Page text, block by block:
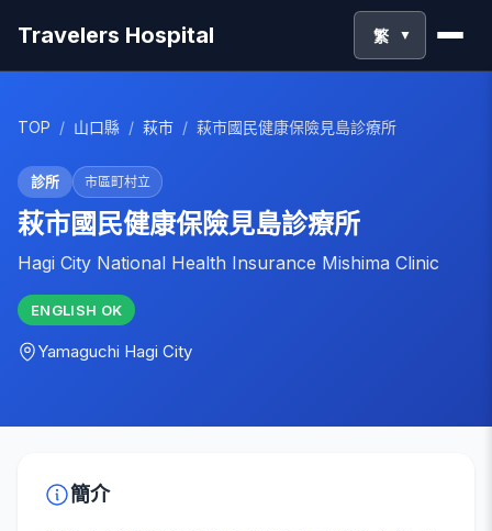
Travelers Hospital 繁 ▼
TOP / 山口縣 / 萩市 / 萩市國民健康保險見島診療所
診所 市區町村立
萩市國民健康保險見島診療所
Hagi City National Health Insurance Mishima Clinic
ENGLISH OK
Yamaguchi Hagi City
簡介